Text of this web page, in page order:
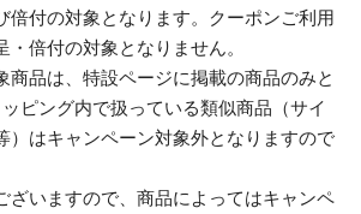
倍付の対象となります。クーポンご利用
・倍付の対象となりません。
商品は、特設ページに掲載の商品のみと
ピング内で扱っている類似商品（サイ
）はキャンペーン対象外となりますので
ざいますので、商品によってはキャンペ